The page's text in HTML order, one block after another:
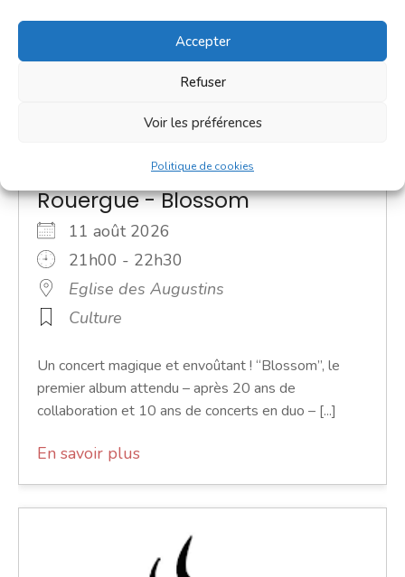
Accepter
Refuser
Voir les préférences
Politique de cookies
Labyrinthe Musical en
Rouergue - Blossom
11 août 2026
21h00 - 22h30
Eglise des Augustins
Culture
Un concert magique et envoûtant ! “Blossom”, le
premier album attendu – après 20 ans de
collaboration et 10 ans de concerts en duo – [...]
En savoir plus